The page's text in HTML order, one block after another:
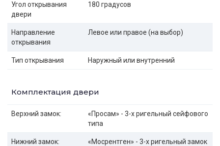
Угол открывания
двери
180 градусов
Направление
открывания
Левое или правое (на выбор)
Тип открывания Наружный или внутренний
Комплектация двери
Верхний замок:
«Просам» - 3-х ригельный сейфового
типа
Нижний замок:
«Мосрентген» - 3-х ригельный замок